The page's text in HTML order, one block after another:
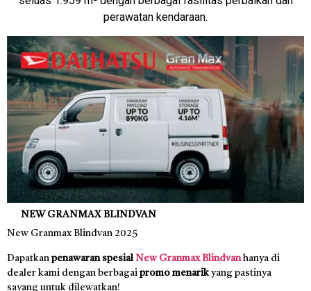
perawatan kendaraan.
NEW GRANMAX BLINDVAN
New Granmax Blindvan 2025
Dapatkan penawaran spesial New Granmax Blindvan hanya di
dealer kami dengan berbagai promo menarik yang pastinya
sayang untuk dilewatkan!